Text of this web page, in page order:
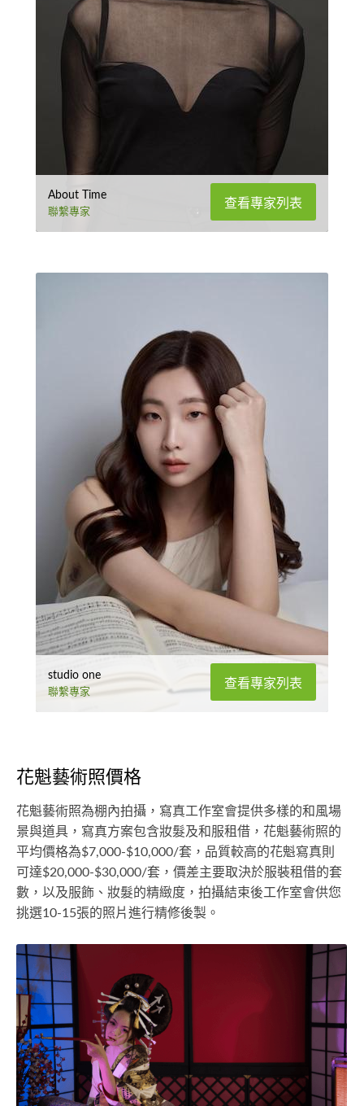
About Time
聯繫專家
查看專家列表
studio one
聯繫專家
查看專家列表
花魁藝術照價格
花魁藝術照為棚內拍攝，寫真工作室會提供多樣的和風場
景與道具，寫真方案包含妝髮及和服租借，花魁藝術照的
平均價格為$7,000-$10,000/套，品質較高的花魁寫真則
可達$20,000-$30,000/套，價差主要取決於服裝租借的套
數，以及服飾、妝髮的精緻度，拍攝結束後工作室會供您
挑選10-15張的照片進行精修後製。